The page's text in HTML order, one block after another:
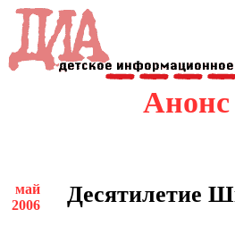
май
2006
Десятилетие